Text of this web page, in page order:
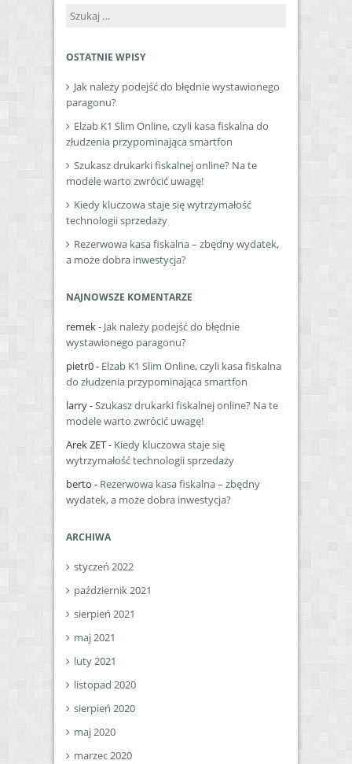
Szukaj:
OSTATNIE WPISY
Jak należy podejść do błędnie wystawionego
paragonu?
Elzab K1 Slim Online, czyli kasa fiskalna do
złudzenia przypominająca smartfon
Szukasz drukarki fiskalnej online? Na te
modele warto zwrócić uwagę!
Kiedy kluczowa staje się wytrzymałość
technologii sprzedaży
Rezerwowa kasa fiskalna – zbędny wydatek,
a może dobra inwestycja?
NAJNOWSZE KOMENTARZE
remek- Jak należy podejść do błędnie
wystawionego paragonu?
pietr0- Elzab K1 Slim Online, czyli kasa fiskalna
do złudzenia przypominająca smartfon
larry-Szukasz drukarki fiskalnej online? Na te
modele warto zwrócić uwagę!
Arek ZET- Kiedy kluczowa staje się
wytrzymałość technologii sprzedaży
berto - Rezerwowa kasa fiskalna – zbędny
wydatek, a może dobra inwestycja?
ARCHIWA
styczeń 2022
październik 2021
sierpień 2021
maj 2021
luty 2021
listopad 2020
sierpień 2020
maj 2020
marzec 2020